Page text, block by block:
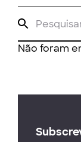
Não foram